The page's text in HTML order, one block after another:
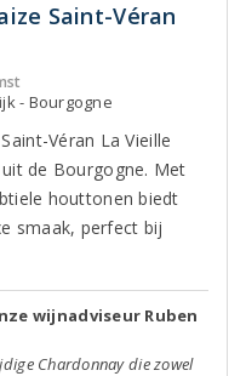
Saint-Véran
- Bourgogne
Véran La Vieille
de Bourgogne. Met
houttonen biedt
smaak, perfect bij
wijnadviseur Ruben
Chardonnay die zowel